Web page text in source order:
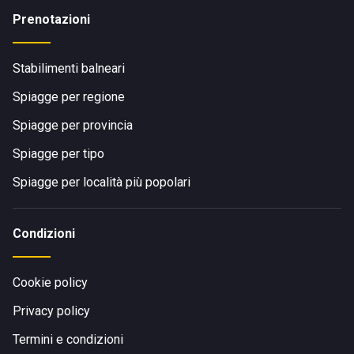
Prenotazioni
Stabilimenti balneari
Spiagge per regione
Spiagge per provincia
Spiagge per tipo
Spiagge per località più popolari
Condizioni
Cookie policy
Privacy policy
Termini e condizioni